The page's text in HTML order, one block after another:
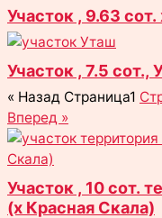
Участок , 9.63
Участок , 7.5 сот.,
« Назад Страница1
Вперед »
Участок , 10 сот.
(х Красная Скала)